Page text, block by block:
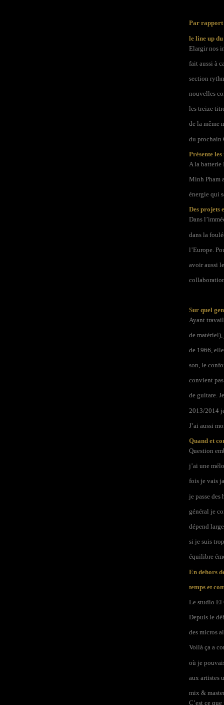
Par rapport
le line up
Elargir nos
fait aussi à
section
nouvelles
les treize
de la même
du prochain
Présente
A la batterie
Minh Pham
énergie qui
Des projets
Dans
dans la
l’Europe.
avoir aussi
Sur quel
Ayant
de matériel),
de 1966,
son, le
convient
de guitare.
2013/2014
J’ai aussi
Quand et
Question
j’ai une
fois je vais
je passe
général je
dépend
si je suis
équilibre
En dehors
temps et
Le studio El
Depuis le
des micros
Voilà ça a
où je
aux artistes
mix &
C’est ce